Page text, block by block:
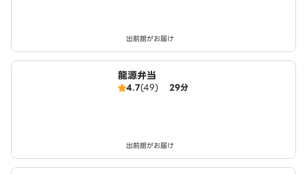
出前館がお届け
龍源弁当
4.7(49) 29分
出前館がお届け